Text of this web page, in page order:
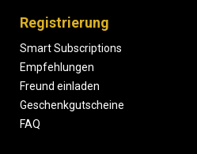
Registrierung
Smart Subscriptions
Empfehlungen
Freund einladen
Geschenkgutscheine
FAQ